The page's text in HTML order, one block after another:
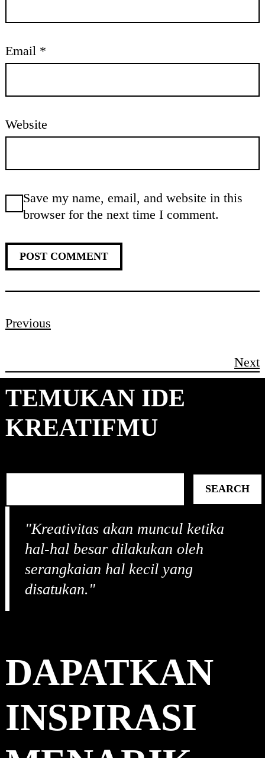
Email *
Website
Save my name, email, and website in this
browser for the next time I comment.
Previous
Next
TEMUKAN IDE
KREATIFMU
SEARCH
"Kreativitas akan muncul ketika
hal-hal besar dilakukan oleh
serangkaian hal kecil yang
disatukan."
DAPATKAN
INSPIRASI